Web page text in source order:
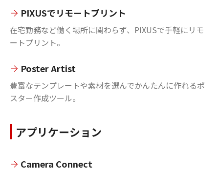
PIXUSでリモートプリント
在宅勤務など働く場所に関わらず、PIXUSで手軽にリモ
ートプリント。
Poster Artist
豊富なテンプレートや素材を選んでかんたんに作れるポ
スター作成ツール。
アプリケーション
Camera Connect